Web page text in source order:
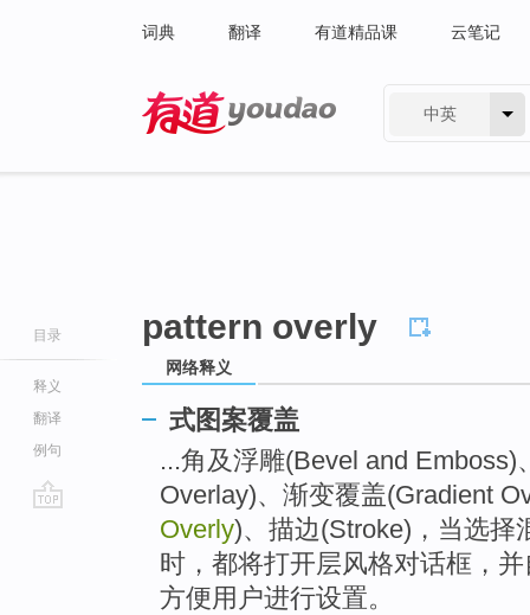
词典 翻译 有道精品课 云笔记
中英
目录
释义
翻译
例句
pattern overly
网络释义
式图案覆盖
...角及浮雕(Bevel and
Overlay)、渐变覆盖(Gradient
Overly)、描边(Stroke)，当选择
时，都将打开层风格对话框，
方便用户进行设置。